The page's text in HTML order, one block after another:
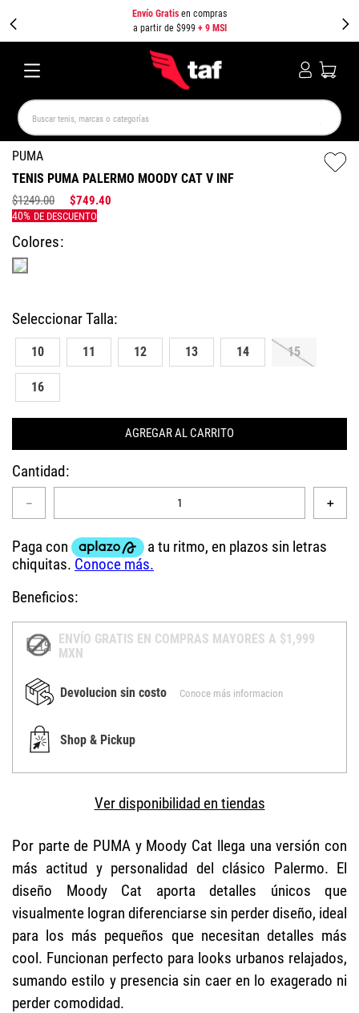
Envío Gratis en compras
a partir de $999 + 9 MSI
Buscar tenis, marcas o categorías
PUMA
TENIS PUMA PALERMO MOODY CAT V INF
$1249.00 $749.40
Colores
10 11 12 13 14 15
16
AGREGAR AL CARRITO
Cantidad
＋
－
Beneficios:
ENVÍO GRATIS EN COMPRAS MAYORES A $1,999
MXN
Devolucion sin costo Conoce más informacion
Shop & Pickup
Ver disponibilidad en tiendas
Por parte de PUMA y Moody Cat llega una versión con
más actitud y personalidad del clásico Palermo. El
diseño Moody Cat aporta detalles únicos que
visualmente logran diferenciarse sin perder diseño, ideal
para los más pequeños que necesitan detalles más
cool. Funcionan perfecto para looks urbanos relajados,
sumando estilo y presencia sin caer en lo exagerado ni
perder comodidad.
TÉRMINOS MÁS BUSCADOS
NEW BALANCE SAMBA AIR FORCE 1
SPEEDCAT JORDAN 1